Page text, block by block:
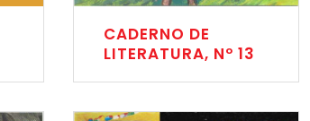
CADERNO DE
LITERATURA, Nº 13